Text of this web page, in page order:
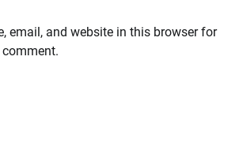
email, and website in this browser for